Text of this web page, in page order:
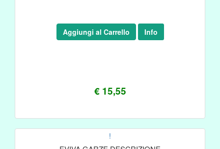
€ 15,55
Aggiungi al Carrello Info
!